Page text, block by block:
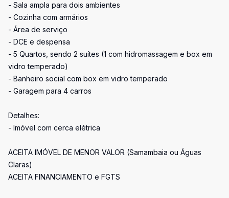
- Sala ampla para dois ambientes
- Cozinha com armários
- Área de serviço
- DCE e despensa
- 5 Quartos, sendo 2 suítes (1 com hidromassagem e box em
vidro temperado)
- Banheiro social com box em vidro temperado
- Garagem para 4 carros
Detalhes:
- Imóvel com cerca elétrica
ACEITA IMÓVEL DE MENOR VALOR (Samambaia ou Águas
Claras)
ACEITA FINANCIAMENTO e FGTS